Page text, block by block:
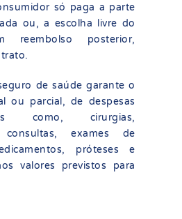
só paga a parte
ou, a escolha livre do
reembolso posterior,
de saúde garante o
ou parcial, de despesas
como, cirurgias,
consultas, exames de
próteses e
valores previstos para